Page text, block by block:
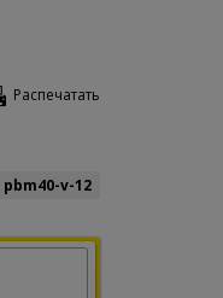
Распечатать
pbm40-v-12